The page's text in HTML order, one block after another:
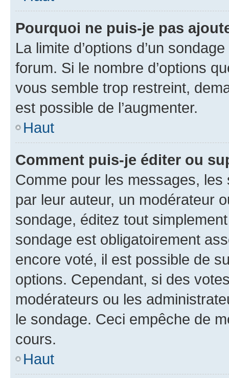
Pourquoi ne puis-je pas
La limite d’options d’un
forum. Si le nombre d’options
vous semble trop restreint,
est possible de l’augmenter.
Haut
Comment puis-je éditer ou
Comme pour les messages,
par leur auteur, un modérateur
sondage, éditez tout
sondage est obligatoirement
encore voté, il est possible de
options. Cependant, si des
modérateurs ou les
le sondage. Ceci empêche de
cours.
Haut